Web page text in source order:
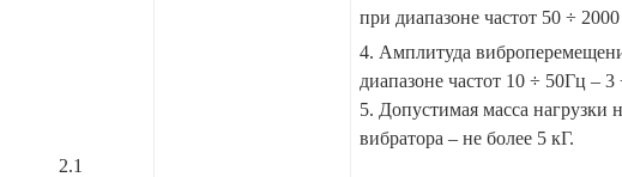
2.1
при диапазоне частот 50 ÷
4. Амплитуда
диапазоне частот 10 ÷ 50Гц –
5. Допустимая масса нагрузки
вибратора – не более 5 кГ.